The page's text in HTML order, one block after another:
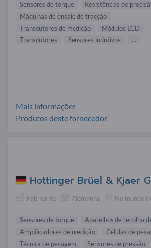
Sensores de torque
Resistências de
Máquinas de ensaio de tracção
Transdutores de medição
Módulos LCD
Transdutores
Sensores indutivos ...
Mais informações-
Produtos deste fornecedor
Hottinger Brüel & Kjaer
Fabricante Alemanha No mundo
Sensores de torque
Aparelhos de recolha
Amplificadores de medição
Células de
Técnica de pesagem
Sensores de pressão